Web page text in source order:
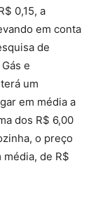
0,15, a
em conta
de
e
um
em média a
dos R$ 6,00
o preço
de R$